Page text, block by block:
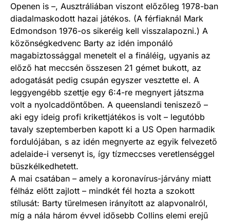
Openen is –, Ausztráliában viszont előzőleg 1978-ban
diadalmaskodott hazai játékos. (A férfiaknál Mark
Edmondson 1976-os sikeréig kell visszalapozni.) A
közönségkedvenc Barty az idén imponáló
magabiztossággal menetelt el a fináléig, ugyanis az
előző hat meccsén összesen 21 gémet bukott, az
adogatását pedig csupán egyszer vesztette el. A
leggyengébb szettje egy 6:4-re megnyert játszma
volt a nyolcaddöntőben. A queenslandi teniszező –
aki egy ideig profi krikettjátékos is volt – legutóbb
tavaly szeptemberben kapott ki a US Open harmadik
fordulójában, s az idén megnyerte az egyik felvezető
adelaide-i versenyt is, így tízmeccses veretlenséggel
büszkélkedhetett.
A mai csatában – amely a koronavírus-járvány miatt
félház előtt zajlott – mindkét fél hozta a szokott
stílusát: Barty türelmesen irányított az alapvonalról,
míg a nála három évvel idősebb Collins elemi erejű